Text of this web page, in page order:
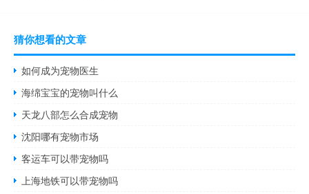
猜你想看的文章
如何成为宠物医生
海绵宝宝的宠物叫什么
天龙八部怎么合成宠物
沈阳哪有宠物市场
客运车可以带宠物吗
上海地铁可以带宠物吗